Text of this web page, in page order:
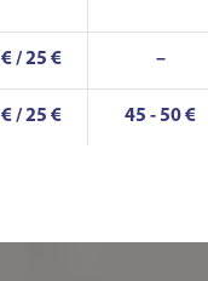
/ 25 € –
/ 25 € 45 - 50 €